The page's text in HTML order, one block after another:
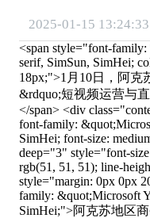
2025-01-15 13:24:33
<span style="font-
serif, SimSun, SimHei;
18px;">1月10日，阿克
&rdquo;短视频运营与
</span> <div
font-family:
SimHei; font-size:
deep="3" style="font-
rgb(51, 51, 51); line-
style="margin: 0px 0px
family: &quot;Microsoft
SimHei;">阿克苏地区